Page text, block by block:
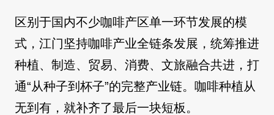
区别于国内不少咖啡产区单一环节发展的模
式，江门坚持咖啡产业全链条发展，统筹推进
种植、制造、贸易、消费、文旅融合共进，打
通“从种子到杯子”的完整产业链。咖啡种植从
无到有，就补齐了最后一块短板。